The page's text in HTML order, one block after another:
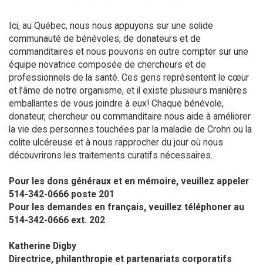
Ici, au Québec, nous nous appuyons sur une solide
communauté de bénévoles, de donateurs et de
commanditaires et nous pouvons en outre compter sur une
équipe novatrice composée de chercheurs et de
professionnels de la santé. Ces gens représentent le cœur
et l’âme de notre organisme, et il existe plusieurs manières
emballantes de vous joindre à eux! Chaque bénévole,
donateur, chercheur ou commanditaire nous aide à améliorer
la vie des personnes touchées par la maladie de Crohn ou la
colite ulcéreuse et à nous rapprocher du jour où nous
découvrirons les traitements curatifs nécessaires.
Pour les dons généraux et en mémoire, veuillez appeler
514-342-0666 poste 201​
Pour les demandes en français, veuillez téléphoner au
514-342-0666 ext. 202
Katherine Digby
Directrice, philanthropie et partenariats corporatifs